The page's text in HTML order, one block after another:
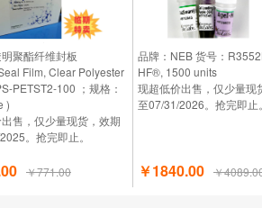
聚酯纤维封板
Film, Clear Polyester
PETST2-100 ；规格：
)
售，仅少量现货，效期
。抢完即止。
￥771.00
品牌：NEB 货号：
HF®, 1500 units
现超低价出售，仅少量现
至07/31/2026。抢完即止。
￥1840.00 ￥